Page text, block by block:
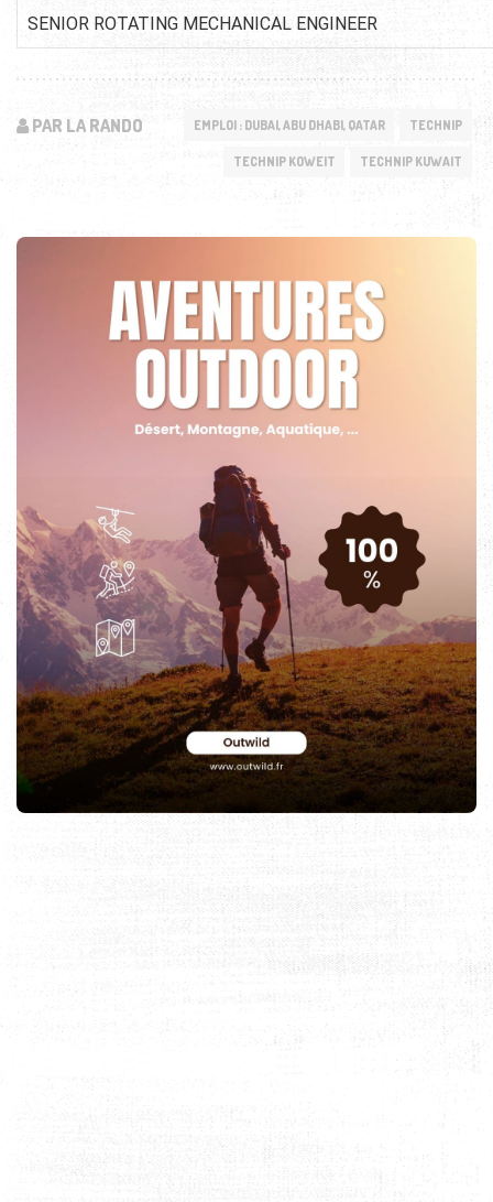
SENIOR ROTATING MECHANICAL ENGINEER
PAR LA RANDO EMPLOI : DUBAI, ABU DHABI, QATAR TECHNIP
TECHNIP KOWEIT TECHNIP KUWAIT